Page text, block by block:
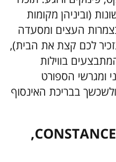
שונות (וביניהן מקומות
העצים ומסעדה
לכם קצת את הבית),
בווילות
ומגרשי הספורט
בבריכת האינסוף
8. CONSTANCE BELLE MARE,